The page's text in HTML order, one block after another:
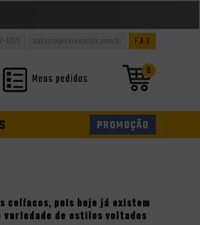
F.A.Q
contato@cervejabox.com.br
0371
0
Meus pedidos
PROMOÇÃO
celíacos, pois hoje já existem
variedade de estilos voltados